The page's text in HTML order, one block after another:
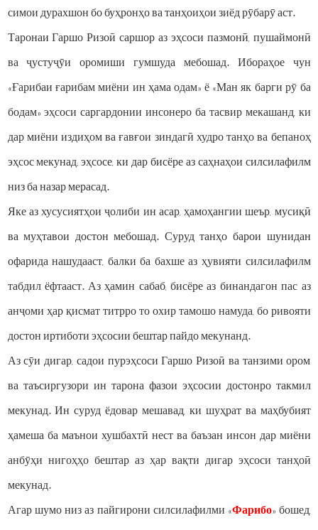
симои дурахшон бо буҳронҳо ва танҳоиҳои зиёд рӯбарӯ аст.
Таронаи Гаршо Ризоӣ саршор аз эҳсоси пазмонӣ, пушаймонӣ
ва ҷустуҷӯи оромиши гумшуда мебошад. Ибораҳое чун
«Ғарибаи ғарибам миёни ин ҳама одам» ё «Ман як барги рӯ ба
бодам» эҳсоси саргардонии инсонеро ба тасвир мекашанд, ки
дар миёни издиҳом ва ғавғои зиндагӣ худро танҳо ва бепаноҳ
эҳсос мекунад; эҳсосе, ки дар бисёре аз саҳнаҳои силсилафилм
низ ба назар мерасад.
Яке аз хусусиятҳои ҷолиби ин асар, ҳамоҳангии шеър, мусиқӣ
ва муҳтавои достон мебошад. Суруд танҳо барои шунидан
офарида нашудааст, балки ба бахше аз ҳувияти силсилафилм
табдил ёфтааст. Аз ҳамин сабаб, бисёре аз бинандагон пас аз
анҷоми ҳар қисмат титрро то охир тамошо намуда, бо ривояти
достон иртиботи эҳсосии бештар пайдо мекунанд.
Аз сӯи дигар, садои пурэҳсоси Гаршо Ризоӣ ва танзими ором
ва таъсиргузори ин тарона фазои эҳсосии достонро такмил
мекунад. Ин суруд ёдовар мешавад, ки шуҳрат ва маҳбубият
ҳамеша ба маънои хушбахтӣ нест ва баъзан инсон дар миёни
анбӯҳи нигоҳҳо бештар аз ҳар вақти дигар эҳсоси танҳоӣ
мекунад.
Агар шумо низ аз пайгирони силсилафилми «Фарибо» бошед,